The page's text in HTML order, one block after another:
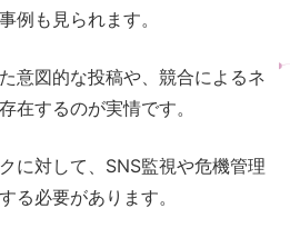
例も見られます。
意図的な投稿や、競合によるネ
在するのが実情です。
に対して、SNS監視や危機管理
る必要があります。